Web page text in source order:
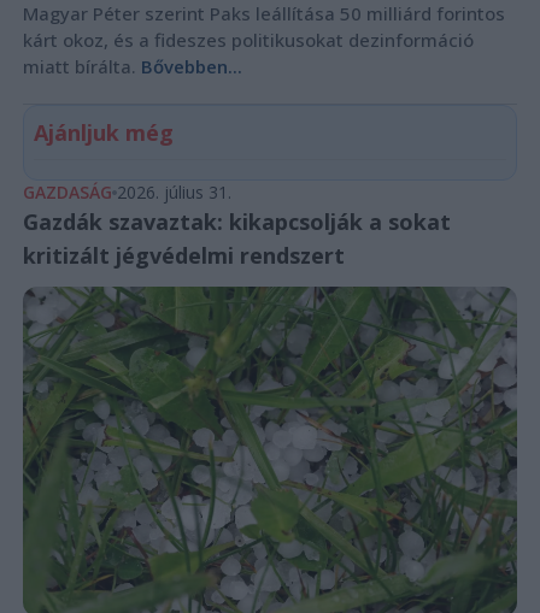
Magyar Péter szerint Paks leállítása 50 milliárd forintos
kárt okoz, és a fideszes politikusokat dezinformáció
miatt bírálta. Bővebben...
Ajánljuk még
GAZDASÁG 2026. július 31.
Gazdák szavaztak: kikapcsolják a sokat
kritizált jégvédelmi rendszert